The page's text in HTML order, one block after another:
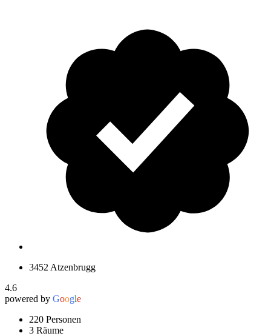
3452 Atzenbrugg
4.6
powered by Google
220 Personen
3 Räume